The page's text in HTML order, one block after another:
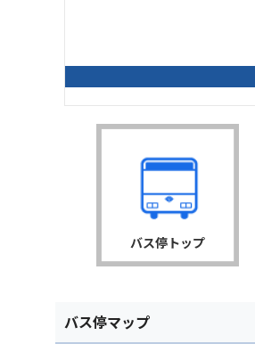
バス停トップ
バス停マップ